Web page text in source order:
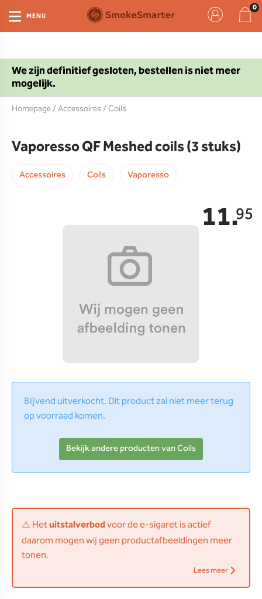
We zijn definitief gesloten, bestellen is niet meer
mogelijk.
MENU
Homepage/Accessoires/Coils
Vaporesso QF Meshed coils (3 stuks)
Accessoires Coils Vaporesso
11.95
Blijvend uitverkocht. Dit product zal niet meer terug
op voorraad komen.
Bekijk andere producten van Coils
⚠️ Hetuitstalverbodvoor de e-sigaret is actief
daarom mogen wij geen productafbeeldingen meer
tonen.
Lees meer